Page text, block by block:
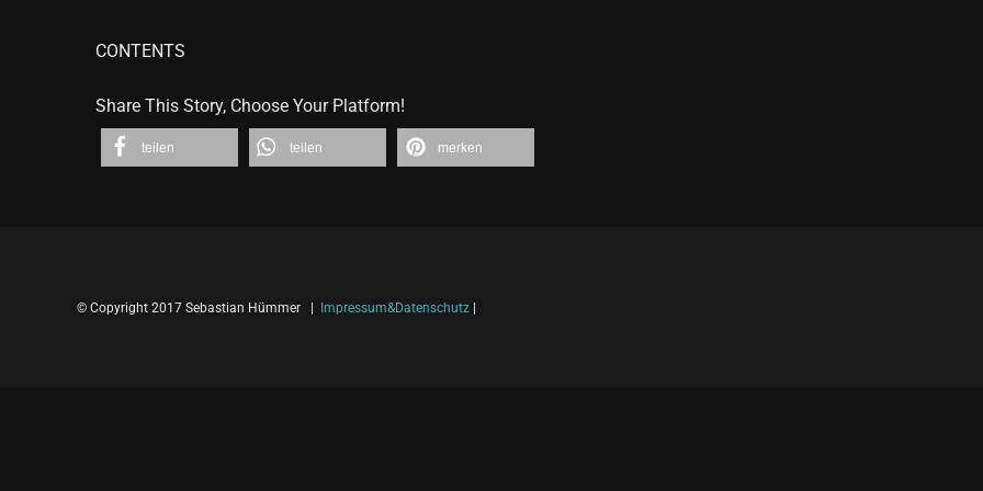
CONTENTS
Share This Story, Choose Your Platform!
teilen teilen merken
© Copyright 2017 Sebastian Hümmer | Impressum&Datenschutz